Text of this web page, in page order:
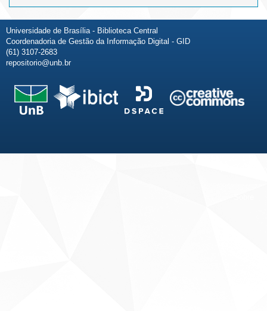
Universidade de Brasília - Biblioteca Central
Coordenadoria de Gestão da Informação Digital - GID
(61) 3107-2683
repositorio@unb.br